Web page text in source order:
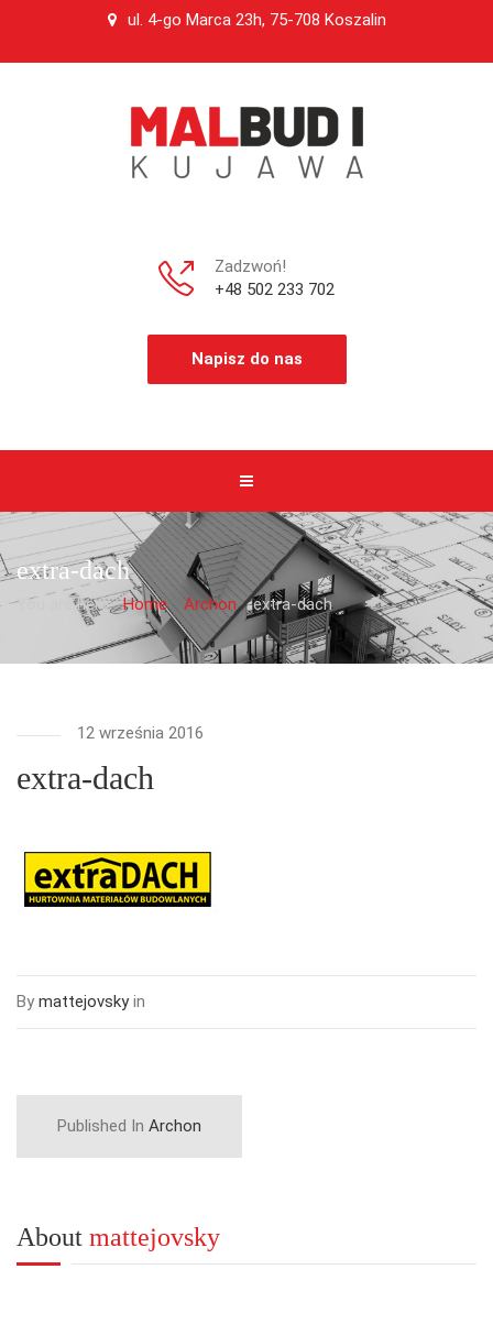
ul. 4-go Marca 23h, 75-708 Koszalin
Zadzwoń!
+48 502 233 702
Napisz do nas
extra-dach
You are here: Home Archon extra-dach
12 września 2016
extra-dach
By mattejovsky in
Published In Archon
About mattejovsky